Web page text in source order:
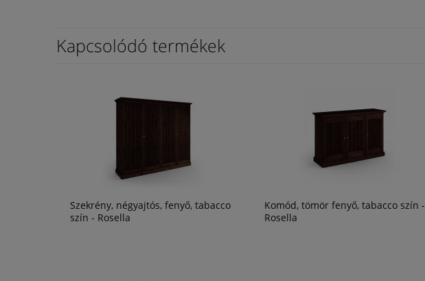
Kapcsolódó termékek
Szekrény, négyajtós, fenyő, tabacco
szín - Rosella
Komód, tömör fenyő, tabacco szín -
Rosella